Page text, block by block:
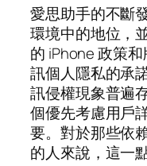
愛思助手的不斷
環境中的地位，
的 iPhone 政策
訊個人隱私的承
訊侵權現象普遍
個優先考慮用戶
要。對於那些依
的人來說，這一